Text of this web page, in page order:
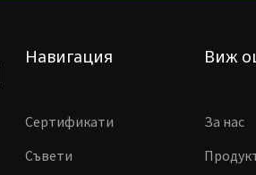
Навигация
Сертификати
Съвети
Виж
За нас